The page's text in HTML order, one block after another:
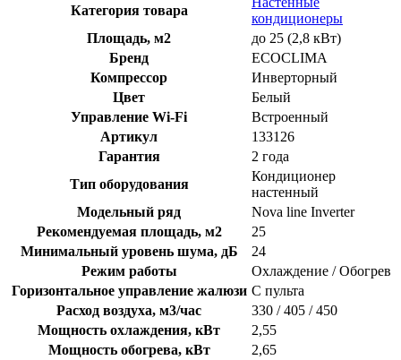
Категория товара
кондиционеры
Площадь, м2
до 25 (2,8 кВт)
Бренд
ECOCLIMA
Компрессор
Инверторный
Цвет
Белый
Управление Wi-Fi
Встроенный
Артикул
133126
Гарантия
2 года
Тип оборудования
Кондиционер
настенный
Модельный ряд
Nova line Inverter
Рекомендуемая площадь, м2
25
Минимальный уровень шума, дБ
24
Режим работы
Охлаждение / Обогрев
Горизонтальное управление жалюзи С пульта
Расход воздуха, м3/час
330 / 405 / 450
Мощность охлаждения, кВт
2,55
Мощность обогрева, кВт
2,65